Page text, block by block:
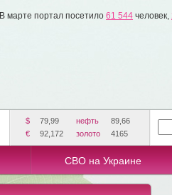
В марте портал посетило 61 544 человек,
$ 79,99 нефть
89,66
€
92,172 золото 4165
СВО на Украине